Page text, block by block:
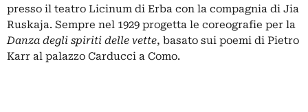
presso il teatro Licinum di Erba con la compagnia di Jia
Ruskaja. Sempre nel 1929 progetta le coreografie per la
Danza degli spiriti delle vette, basato sui poemi di Pietro
Karr al palazzo Carducci a Como.